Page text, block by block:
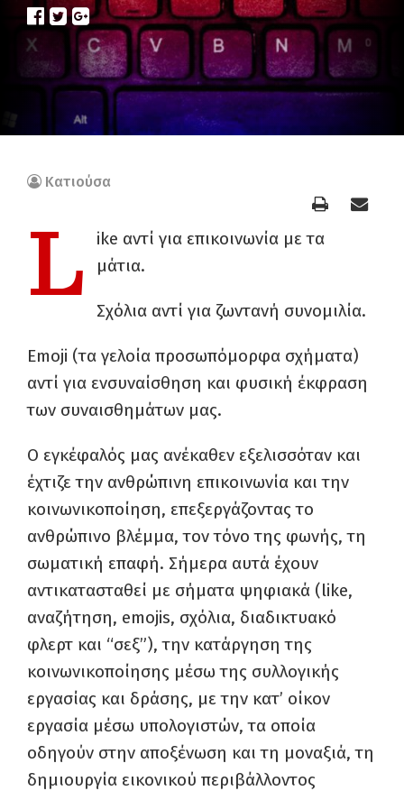
Κατιούσα
L
ike αντί για επικοινωνία με τα
μάτια.
Σχόλια αντί για ζωντανή συνομιλία.
Emoji (τα γελοία προσωπόμορφα σχήματα)
αντί για ενσυναίσθηση και φυσική έκφραση
των συναισθημάτων μας.
Ο εγκέφαλός μας ανέκαθεν εξελισσόταν και
έχτιζε την ανθρώπινη επικοινωνία και την
κοινωνικοποίηση, επεξεργάζοντας το
ανθρώπινο βλέμμα, τον τόνο της φωνής, τη
σωματική επαφή. Σήμερα αυτά έχουν
αντικατασταθεί με σήματα ψηφιακά (like,
αναζήτηση, emojis, σχόλια, διαδικτυακό
φλερτ και “σεξ”), την κατάργηση της
κοινωνικοποίησης μέσω της συλλογικής
εργασίας και δράσης, με την κατ’ οίκον
εργασία μέσω υπολογιστών, τα οποία
οδηγούν στην αποξένωση και τη μοναξιά, τη
δημιουργία εικονικού περιβάλλοντος